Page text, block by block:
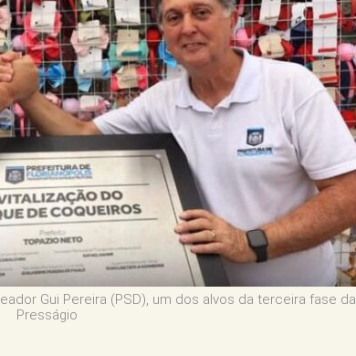
Gui Pereira (PSD), um dos alvos da terceira fase da
Presságio